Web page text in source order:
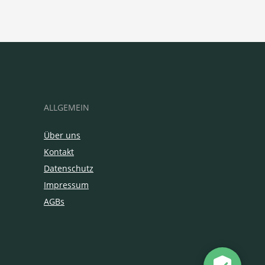
ALLGEMEIN
Über uns
Kontakt
Datenschutz
Impressum
AGBs